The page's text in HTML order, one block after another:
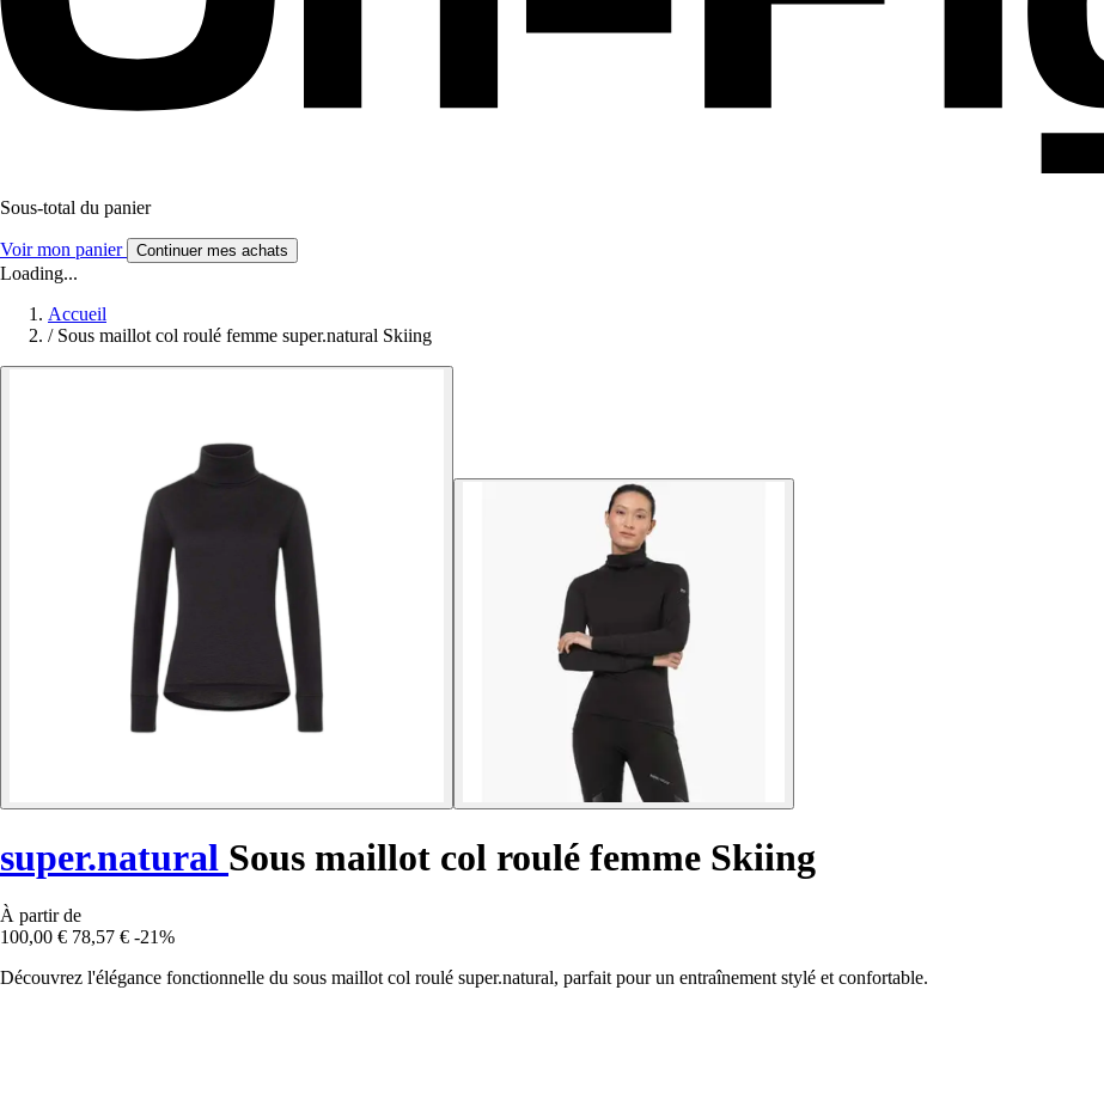
Sous-total du panier
Voir mon panier Continuer mes achats
Loading...
Accueil
/ Sous maillot col roulé femme super.natural Skiing
super.natural Sous maillot col roulé femme Skiing
À partir de
100,00 € 78,57 € -21%
Découvrez l'élégance fonctionnelle du sous maillot col roulé super.natural, parfait pour un entraînement stylé et confortable.